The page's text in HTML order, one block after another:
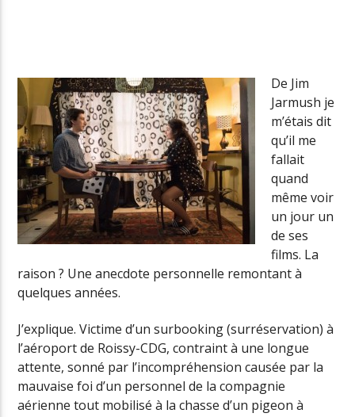
Radio Univers
De Jim
Jarmush je
m’étais dit
qu’il me
fallait
quand
même voir
un jour un
de ses
films. La
raison ? Une anecdote personnelle remontant à
quelques années.
J’explique. Victime d’un surbooking (surréservation) à
l’aéroport de Roissy-CDG, contraint à une longue
attente, sonné par l’incompréhension causée par la
mauvaise foi d’un personnel de la compagnie
aérienne tout mobilisé à la chasse d’un pigeon à